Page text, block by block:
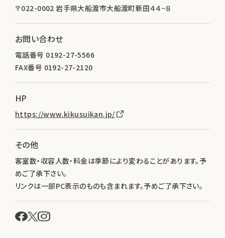
〒022-0002 岩手県大船渡市大船渡町新田４４−８
お問い合わせ
電話番号 0192-27-5566
FAX番号 0192-27-2120
HP
https://www.kikusuikan.jp/
その他
客室数・収容人数・料金は季節により変わることがあります。予
めご了承下さい。
リンクは一部PC表示のものも含まれます。予めご了承下さい。